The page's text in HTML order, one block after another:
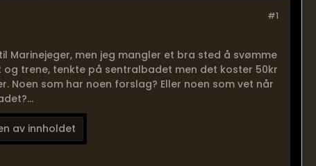
#1
men jeg mangler et bra sted å svømme
trene, tenkte på sentralbadet men det koster 50kr
Noen som har noen forslag? Eller noen som vet når
av innholdet